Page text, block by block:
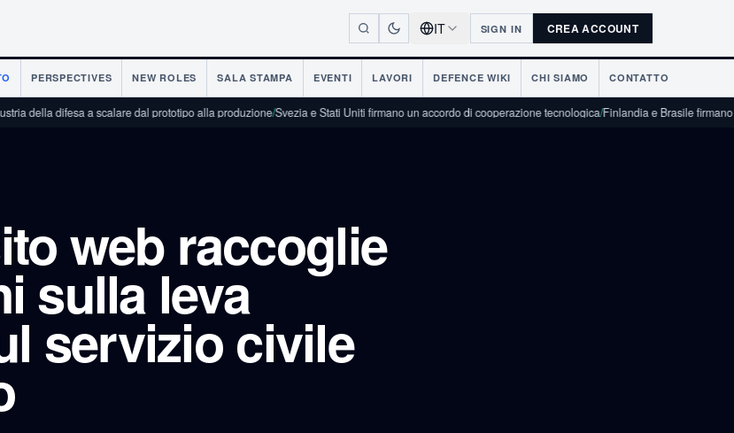
IT SIGN IN CREA ACCOUNT
PERSPECTIVES NEW ROLES SALA STAMPA EVENTI LAVORI DEFENCE WIKI CHI SIAMO CONTATTO
a scalare dal prototipo alla produzione /Svezia e Stati Uniti firmano un accordo di cooperazione tecnologica/Finlandia e Brasile firmano una
web raccoglie
sulla leva
servizio civile